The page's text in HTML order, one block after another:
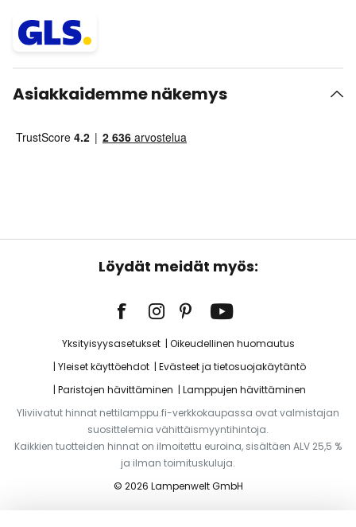
Asiakkaidemme näkemys
Löydät meidät myös:
Yksityisyysasetukset
Oikeudellinen huomautus
Yleiset käyttöehdot
Evästeet ja tietosuojakäytäntö
Paristojen hävittäminen
Lamppujen hävittäminen
Yliviivatut hinnat nettilamppu.fi-verkkokaupassa ovat valmistajan
suosittelemia vähittäismyyntihintoja.
Kaikkien tuotteiden hinnat on ilmoitettu euroina, sisältäen ALV 25,5 %
ja ilman toimituskuluja.
© 2026 Lampenwelt GmbH